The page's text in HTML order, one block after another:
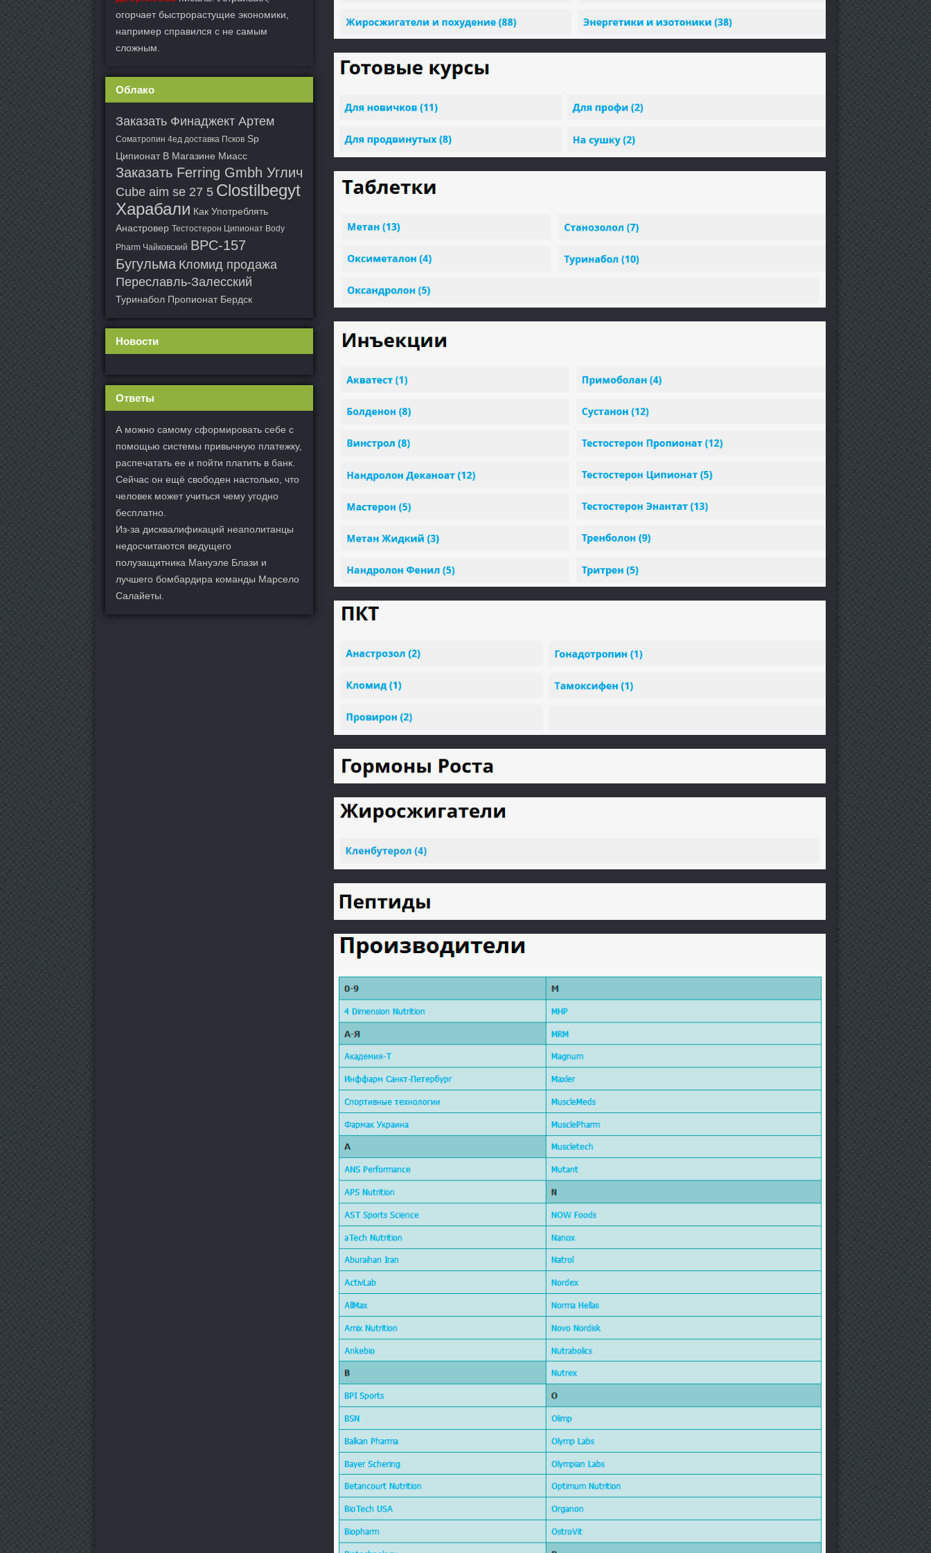
огорчает быстрорастущие экономики,
например справился с не самым
сложным.
Облако
Заказать Финаджект Артем
Cоматропин 4ед доставка Псков Sp
Ципионат В Магазине Миасс
Заказать Ferring Gmbh Углич
Cube aim se 27 5 Clostilbegyt
Харабали Как Употреблять
Анастровер Тестостерон Ципионат Body
Pharm Чайковский BPC-157
Бугульма Кломид продажа
Переславль-Залесский
Туринабол Пропионат Бердск
Новости
Ответы
А можно самому сформировать себе с
помощью системы привычную платежку,
распечатать ее и пойти платить в банк.
Сейчас он ещё свободен настолько, что
человек может учиться чему угодно
бесплатно.
Из-за дисквалификаций неаполитанцы
недосчитаются ведущего
полузащитника Мануэле Блази и
лучшего бомбардира команды Марсело
Салайеты.